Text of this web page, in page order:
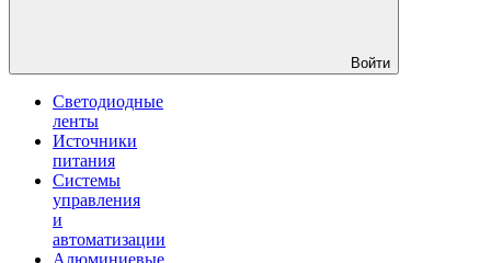
Войти
Светодиодные
ленты
Источники
питания
Системы
управления
и
автоматизации
Алюминиевые